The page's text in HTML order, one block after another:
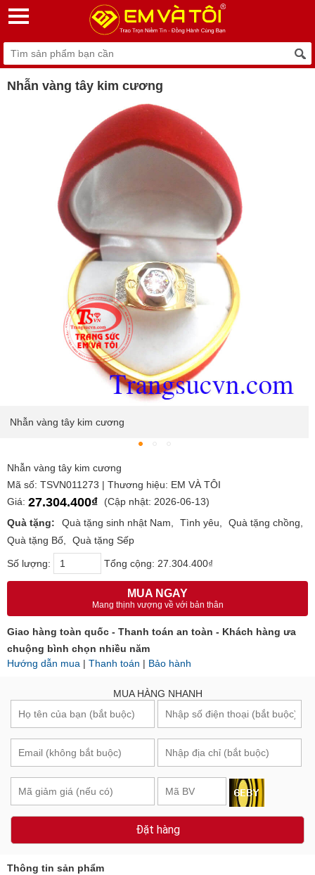
Nhẫn vàng tây kim cương
Nhẫn vàng tây kim cương
Nhẫn vàng tây kim cương
Mã số: TSVN011273 | Thương hiệu: EM VÀ TÔI
Giá: 27.304.400₫
(Cập nhật: 2026-06-13)
Quà tặng:
Quà tặng sinh nhật Nam Tình yêu
Quà tặng chồng
Quà tặng Bố
Quà tặng Sếp
Số lượng: Tổng cộng: 27.304.400₫
MUA NGAY
Mang thịnh vượng về với bản thân
Giao hàng toàn quốc - Thanh toán an toàn - Khách hàng ưa
chuộng bình chọn nhiều năm
Hướng dẫn mua | Thanh toán | Bảo hành
MUA HÀNG NHANH
Đặt hàng
Thông tin sản phẩm